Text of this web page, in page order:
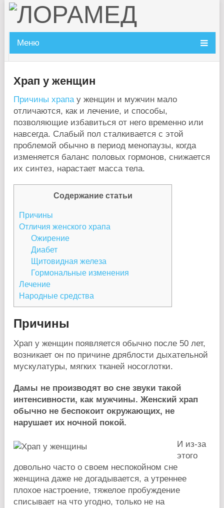
Меню
Храп у женщин
Причины храпау женщин и мужчин мало
отличаются, как и лечение, и способы,
позволяющие избавиться от него временно или
навсегда. Слабый пол сталкивается с этой
проблемой обычно в период менопаузы, когда
изменяется баланс половых гормонов, снижается
их синтез, нарастает масса тела.
Содержание статьи
Причины
Отличия женского храпа
Ожирение
Диабет
Щитовидная железа
Гормональные изменения
Лечение
Народные средства
Причины
Храп у женщин появляется обычно после 50 лет,
возникает он по причине дряблости дыхательной
мускулатуры, мягких тканей носоглотки.
Дамы не производят во сне звуки такой
интенсивности, как мужчины. Женский храп
обычно не беспокоит окружающих, не
нарушает их ночной покой.
И из-за
этого
довольно часто о своем неспокойном сне
женщина даже не догадывается, а утреннее
плохое настроение, тяжелое пробуждение
списывает на что угодно, только не на